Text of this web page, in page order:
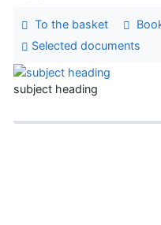
To the basket
Selected documents
subject heading